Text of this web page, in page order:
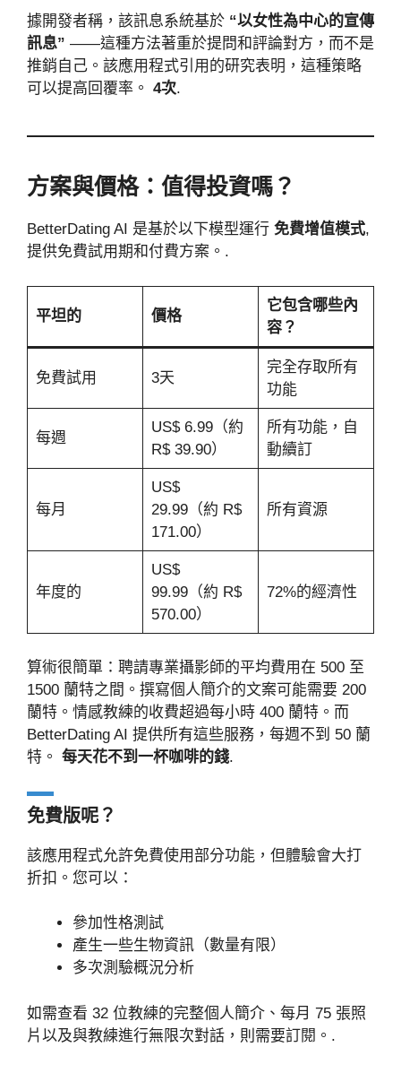
據開發者稱，該訊息系統基於 “以女性為中心的宣傳
訊息” ——這種方法著重於提問和評論對方，而不是
推銷自己。該應用程式引用的研究表明，這種策略
可以提高回覆率。 4次.
方案與價格：值得投資嗎？
BetterDating AI 是基於以下模型運行 免費增值模式,
提供免費試用期和付費方案。.
平坦的 價格
它包含哪些內
容？
免費試用 3天
完全存取所有
功能
每週
US$ 6.99（約
R$ 39.90）
所有功能，自
動續訂
每月
US$
29.99（約 R$
171.00）
所有資源
年度的
US$
99.99（約 R$
570.00）
72%的經濟性
算術很簡單：聘請專業攝影師的平均費用在 500 至
1500 蘭特之間。撰寫個人簡介的文案可能需要 200
蘭特。情感教練的收費超過每小時 400 蘭特。而
BetterDating AI 提供所有這些服務，每週不到 50 蘭
特。 每天花不到一杯咖啡的錢.
免費版呢？
該應用程式允許免費使用部分功能，但體驗會大打
折扣。您可以：
參加性格測試
產生一些生物資訊（數量有限）
多次測驗概況分析
如需查看 32 位教練的完整個人簡介、每月 75 張照
片以及與教練進行無限次對話，則需要訂閱。.